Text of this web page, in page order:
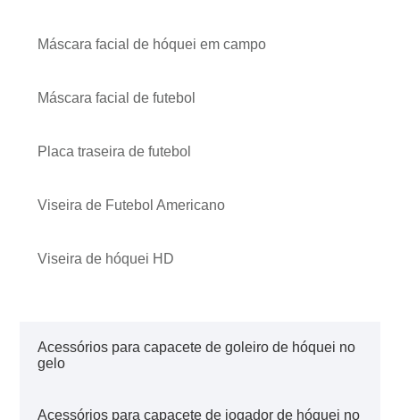
Máscara facial de hóquei em campo
Máscara facial de futebol
Placa traseira de futebol
Viseira de Futebol Americano
Viseira de hóquei HD
Acessórios para capacete de goleiro de hóquei no
gelo
Acessórios para capacete de jogador de hóquei no